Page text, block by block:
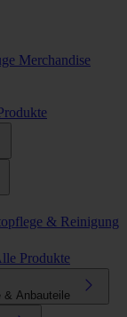
Merchandise
& Reinigung
Produkte
& Anbauteile